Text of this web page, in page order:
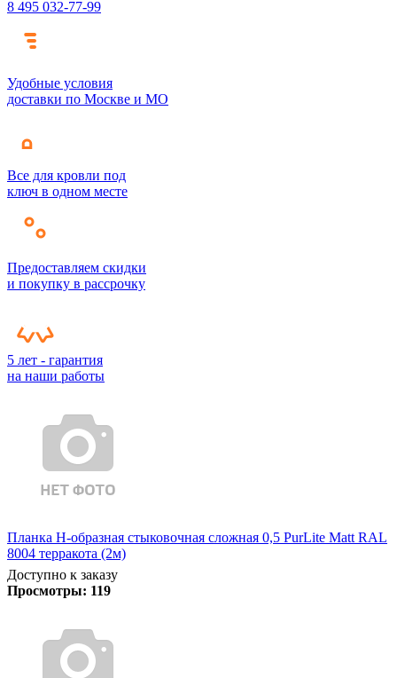
8 495 032-77-99
Удобные условия
доставки по Москве и МО
Все для кровли под
ключ в одном месте
Предоставляем скидки
и покупку в рассрочку
5 лет - гарантия
на наши работы
Планка Н-образная стыковочная сложная 0,5 PurLite Matt RAL
8004 терракота (2м)
Доступно к заказу
Просмотры: 119